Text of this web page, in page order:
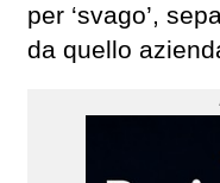
per ‘svago’,
da quello